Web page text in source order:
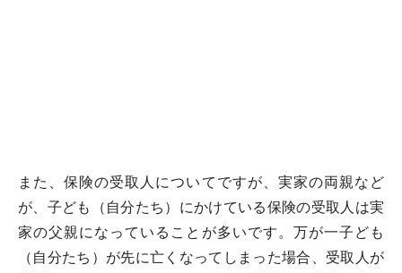
また、保険の受取人についてですが、実家の両親など
が、子ども（自分たち）にかけている保険の受取人は実
家の父親になっていることが多いです。万が一子ども
（自分たち）が先に亡くなってしまった場合、受取人が